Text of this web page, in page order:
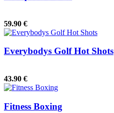
59.90 €
Everybodys Golf Hot Shots
43.90 €
Fitness Boxing